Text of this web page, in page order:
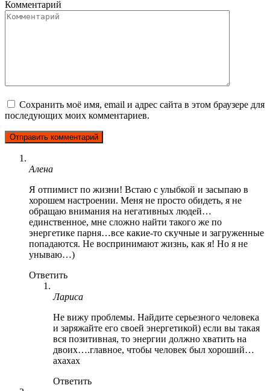
Комментарий
Сохранить моё имя, email и адрес сайта в этом браузере для
последующих моих комментариев.
Алена
Я отпимист по жизни! Встаю с улыбкой и засыпаю в
хорошем настроении. Меня не просто обидеть, я не
обращаю внимания на негативных людей…
единственное, мне сложно найти такого же по
энергетике парня…все какие-то скучные и загруженные
попадаются. Не воспринимают жизнь, как я! Но я не
унываю…)
Ответить
Лариса
Не вижу проблемы. Найдите серьезного человека
и заряжайте его своей энергетикой) если вы такая
вся позитивная, то энергии должно хватить на
двоих….главное, чтобы человек был хороший…
ахахах
Ответить